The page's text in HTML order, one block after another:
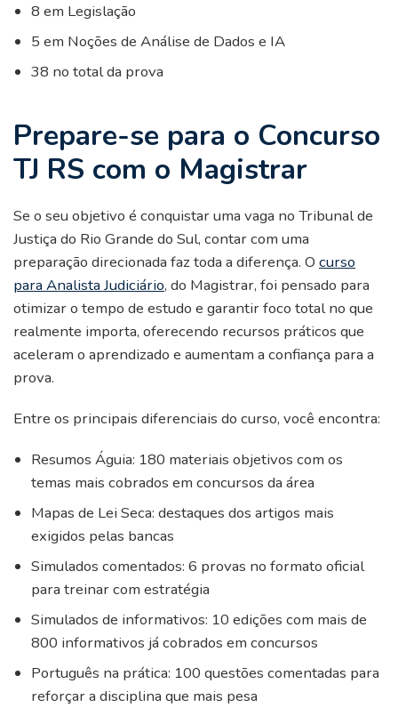
8 em Legislação
5 em Noções de Análise de Dados e IA
38 no total da prova
Prepare-se para o Concurso
TJ RS com o Magistrar
Se o seu objetivo é conquistar uma vaga no Tribunal de
Justiça do Rio Grande do Sul, contar com uma
preparação direcionada faz toda a diferença. O curso
para Analista Judiciário, do Magistrar, foi pensado para
otimizar o tempo de estudo e garantir foco total no que
realmente importa, oferecendo recursos práticos que
aceleram o aprendizado e aumentam a confiança para a
prova.
Entre os principais diferenciais do curso, você encontra:
Resumos Águia: 180 materiais objetivos com os
temas mais cobrados em concursos da área
Mapas de Lei Seca: destaques dos artigos mais
exigidos pelas bancas
Simulados comentados: 6 provas no formato oficial
para treinar com estratégia
Simulados de informativos: 10 edições com mais de
800 informativos já cobrados em concursos
Português na prática: 100 questões comentadas para
reforçar a disciplina que mais pesa